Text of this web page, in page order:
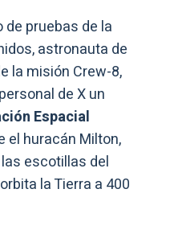
pruebas de la
astronauta de
la misión Crew-8,
de X un
Espacial
el huracán Milton,
escotillas del
la Tierra a 400